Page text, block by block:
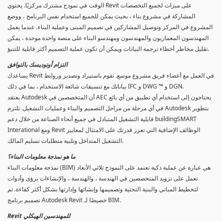
الوقت في نموذج مشترك مركزيًا. يحتوي Revit على ميزات لجميع التخصصات
المشاركة في مشروع بناء ، بحيث يمكن للجميع استخدام نفس البرنامج ، ووضع
المشروع في المركز وتوصيل المشاركين في تصميم المبنى وعملية البناء. عندما يعمل
المهندسون المعماريون والمهندسون ومهندسو البناء على منصة واحدة موحدة ، يمكن
تقليل مخاطر أخطاء ترجمة البيانات ويمكن أن تكون عملية التصميم أكثر قابلية للتنبؤ.
التزام أوتوديسك بالتوافق
يساعدك Revit في العمل مع أعضاء فريق مشروع موسع. تقوم باستيراد وتصدير وروابط
بياناتك مع تنسيقات شائعة الاستخدام ، بما في ذلك IFC و DWG ™ و DGN.
يعتقد Autodesk أن المتخصصين في AEC يحتاجون إلى استخدام أي تطبيق من أي بائع
في أي مرحلة من مراحل التصميم والبناء وعمليات التشغيل. تلتزم Autodesk بتطوير
قابلية التشغيل المتبادل في جميع أنحاء الصناعة من خلال دعم buildingSMART
Interational ومع Revit الوظائف الإضافية التي تعزز قدرتك على الامتثال لمعايير
التشغيل المتداخل وتلبية متطلبات تسليم المالك.
ما هو نمذجة معلومات البناء؟
نمذجة معلومات البناء (BIM) هي عبارة عن عملية ذكية تعتمد على النموذج ثلاثي الأبعاد
تعمل على تزويد المتخصصين في الهندسة ، والهندسة ، والإنشاءات برؤى وأدوات
لتخطيط المباني والبنية التحتية وتصميمها وإنشائها وإدارتها بشكل أكثر كفاءة. تم
تصميم برنامج Autodesk Revit خصيصًا لـ BIM.
Revit للمهندسين الهيكلي